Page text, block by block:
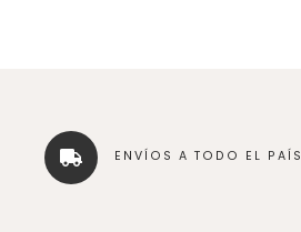
ENVÍOS A TODO EL PAÍS